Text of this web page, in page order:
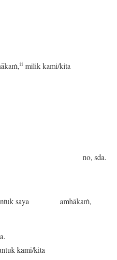
ii milik kami/kita
sda.
sda.
no, sda.
untuk saya amhākaṁ,
kita